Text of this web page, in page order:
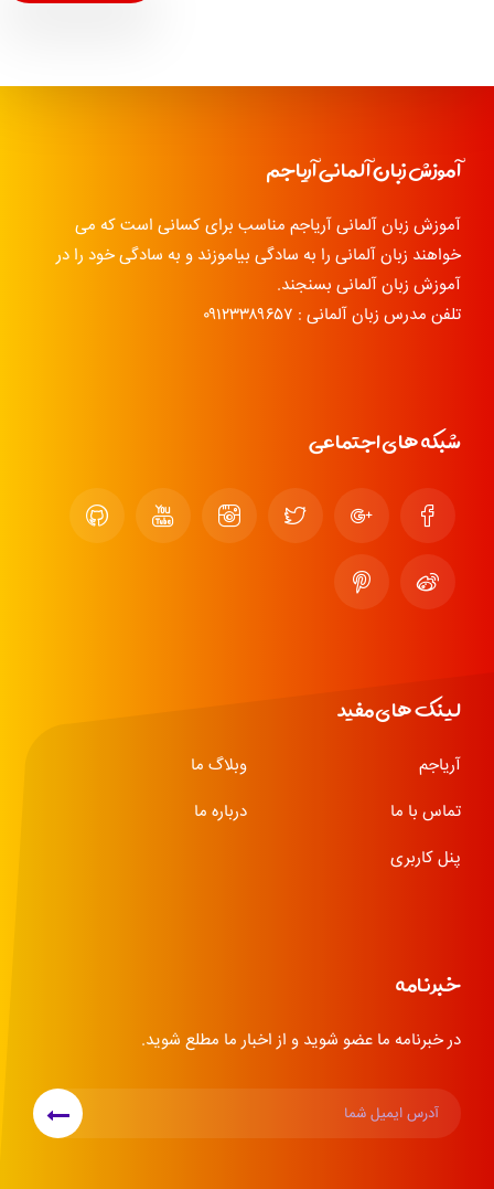
آموزش زبان آلمانی آریاجم
آموزش زبان آلمانی آریاجم مناسب برای کسانی است که می
خواهند زبان آلمانی را به سادگی بیاموزند و به سادگی خود را در
آموزش زبان آلمانی بسنجند.
تلفن مدرس زبان آلمانی : ۰۹۱۲۳۳۸۹۶۵۷
شبکه های اجتماعی
لینک های مفید
آریاجم
وبلاگ ما
تماس با ما
درباره ما
پنل کاربری
خبرنامه
در خبرنامه ما عضو شوید و از اخبار ما مطلع شوید.